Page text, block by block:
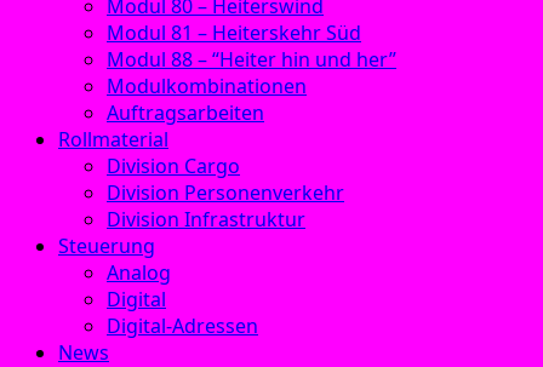
Modul 80 – Heiterswind
Modul 81 – Heiterskehr Süd
Modul 88 – “Heiter hin und her”
Modulkombinationen
Auftragsarbeiten
Rollmaterial
Division Cargo
Division Personenverkehr
Division Infrastruktur
Steuerung
Analog
Digital
Digital-Adressen
News